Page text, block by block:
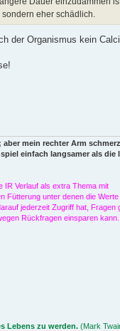
eher schädlich.
der Organismus kein
mein rechter Arm
einfach langsamer als die
IR Verlauf als extra Thema mit
Fütterung unter denen die Werte
jederzeit Zugriff hat, Fragen
Rückfragen einsparen
Lebens zu werden. (Mark